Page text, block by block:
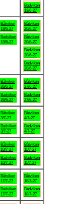
Badviken
13/6-27
Båtviken
19/6-27
Badviken
19/6-27
Båtviken
20/6-27
Båtviken
20/6-27
Badviken
20/6-27
Badviken
20/6-27
Båtviken
26/6-27
Badviken
26/6-27
Båtviken
27/6-27
Badviken
27/6-27
Båtviken
3/7-27
Badviken
3/7-27
Båtviken
4/7-27
Badviken
4/7-27
Båtviken
10/7-27
Badviken
10/7-27
Båtviken
11/7-27
Badviken
11/7-27
Båtviken
17/7-27
Badviken
17/7-27
Båtviken
18/7-27
Badviken
18/7-27